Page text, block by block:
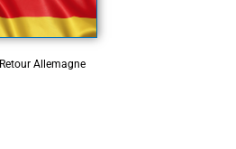
Retour Allemagne